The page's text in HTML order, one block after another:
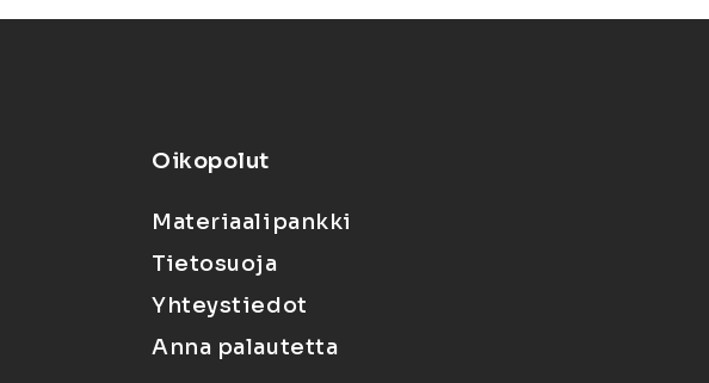
Oikopolut
Materiaalipankki
Tietosuoja
Yhteystiedot
Anna palautetta